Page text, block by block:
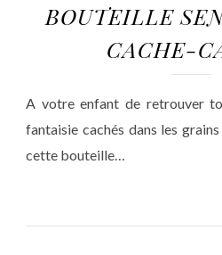
BOUTEILLE
CACHE-
A votre enfant de retrouver
fantaisie cachés dans les
cette bouteille…